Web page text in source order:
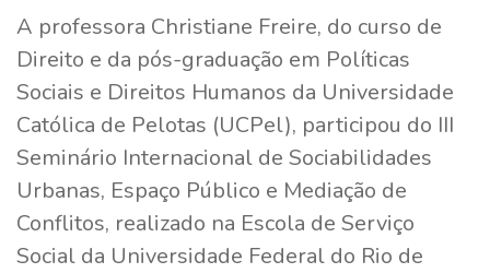
A professora Christiane Freire, do curso de
Direito e da pós-graduação em Políticas
Sociais e Direitos Humanos da Universidade
Católica de Pelotas (UCPel), participou do III
Seminário Internacional de Sociabilidades
Urbanas, Espaço Público e Mediação de
Conflitos, realizado na Escola de Serviço
Social da Universidade Federal do Rio de